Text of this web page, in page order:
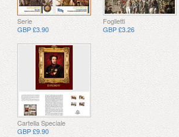
Serie
GBP £3.90
Foglietti
GBP £3.26
Cartella Speciale
GBP £9.90